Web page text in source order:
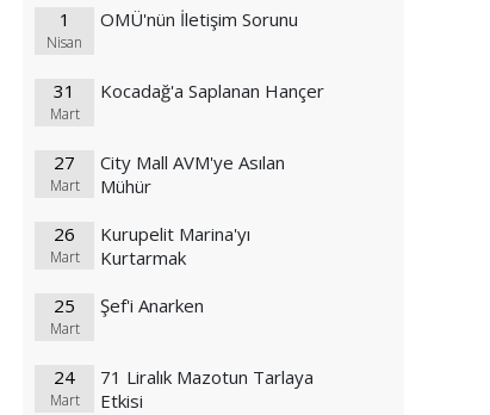
1
Nisan
OMÜ'nün İletişim Sorunu
31
Mart
Kocadağ'a Saplanan Hançer
27
Mart
City Mall AVM'ye Asılan
Mühür
26
Mart
Kurupelit Marina'yı
Kurtarmak
25
Mart
Şef'i Anarken
24
Mart
71 Liralık Mazotun Tarlaya
Etkisi